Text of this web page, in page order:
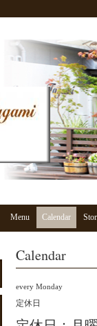
Menu Calendar
Calendar
every Monday
定休日